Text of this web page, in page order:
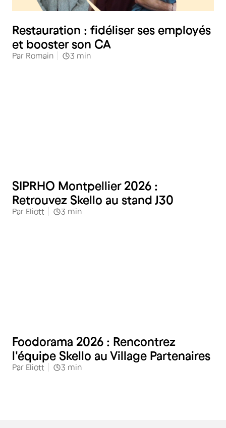
Restauration : fidéliser ses employés
et booster son CA
Par Romain 3 min
SIPRHO Montpellier 2026 :
Retrouvez Skello au stand J30
Par Eliott 3 min
Foodorama 2026 : Rencontrez
l'équipe Skello au Village Partenaires
Par Eliott 3 min